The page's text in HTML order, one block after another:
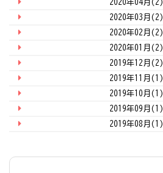
2020年04月(2)
2020年03月(2)
2020年02月(2)
2020年01月(2)
2019年12月(2)
2019年11月(1)
2019年10月(1)
2019年09月(1)
2019年08月(1)